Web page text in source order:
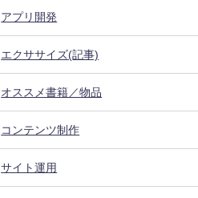
アプリ開発
エクササイズ(記事)
オススメ書籍／物品
コンテンツ制作
サイト運用